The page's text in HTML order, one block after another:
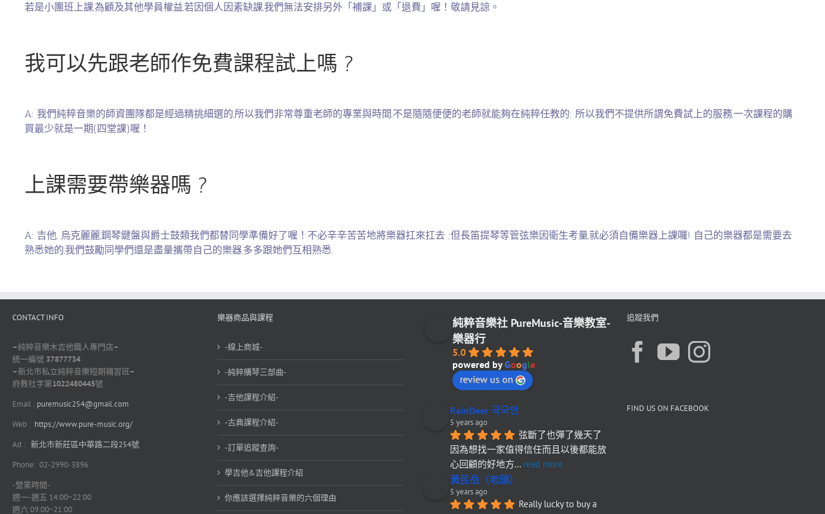
若是小團班上課,為顧及其他學員權益,若因個人因素缺課,我們無法安排另外「補課」或「退費」喔！敬請見諒。
我可以先跟老師作免費課程試上嗎 ?
A: 我們純粹音樂的師資團隊都是經過精挑細選的,所以我們非常尊重老師的專業與時間,不是隨隨便便的老師就能夠在純粹任教的; 所以我們不提供所謂免費試上的服務,一次課程的購
買最少就是一期(四堂課)喔！
上課需要帶樂器嗎 ?
A: 吉他, 烏克麗麗,鋼琴鍵盤與爵士鼓類我們都替同學準備好了喔！不必辛辛苦苦地將樂器扛來扛去 ;但長笛提琴等管弦樂因衛生考量,就必須自備樂器上課囉! 自己的樂器都是需要去
熟悉她的,我們鼓勵同學們還是盡量攜帶自己的樂器,多多跟她們互相熟悉.
CONTACT INFO
–純粹音樂木吉他職人專門店–
統一編號 37877734
–新北市私立純粹音樂短期補習班–
府教社字第1022480445號
Email : puremusic254@gmail.com
Web : https://www.pure-music.org/
Ad : 新北市新莊區中華路二段254號
Phone: 02-2990-3896
-營業時間-
週一-週五 14:00~22:00
週六 09:00~21:00
樂器商品與課程
-線上商城-
-純粹購琴三部曲-
-吉他課程介紹-
-古典課程介紹-
-訂單追蹤查詢-
學吉他&吉他課程介紹
你應該選擇純粹音樂的六個理由
純粹音樂社 PureMusic-音樂教室-
樂器行
5.0
powered byGoogle
review us on
RainDeer 국국안
5 years ago
弦斷了也彈了幾天了
因為想找一家值得信任而且以後都能放
心回顧的好地方... read more
黃民岳（老頭）
5 years ago
Really lucky to buy a
追蹤我們
FIND US ON FACEBOOK